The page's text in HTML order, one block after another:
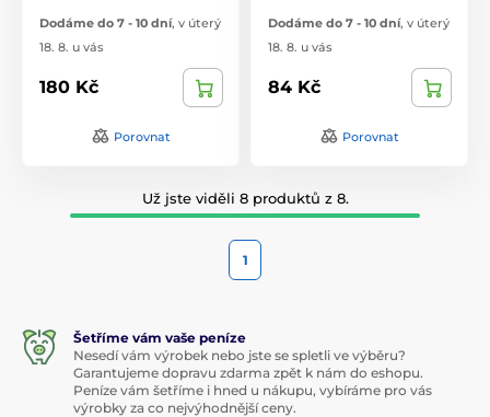
Dodáme do 7 - 10 dní, v úterý
18. 8. u vás
180 Kč
Porovnat
Dodáme do 7 - 10 dní, v úterý
18. 8. u vás
84 Kč
Porovnat
Už jste viděli 8 produktů z 8.
1
Šetříme vám vaše peníze
Nesedí vám výrobek nebo jste se spletli ve výběru?
Garantujeme dopravu zdarma zpět k nám do eshopu.
Peníze vám šetříme i hned u nákupu, vybíráme pro vás
výrobky za co nejvýhodnější ceny.